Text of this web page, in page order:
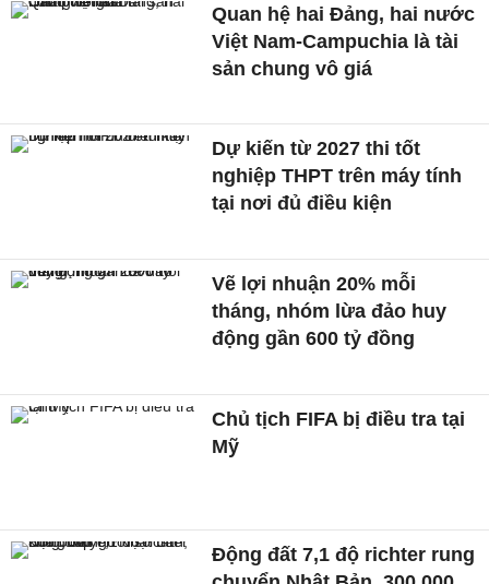
Quan hệ hai Đảng, hai nước
Việt Nam-Campuchia là tài
sản chung vô giá ​
Dự kiến từ 2027 thi tốt
nghiệp THPT trên máy tính
tại nơi đủ điều kiện
Vẽ lợi nhuận 20% mỗi
tháng, nhóm lừa đảo huy
động gần 600 tỷ đồng
Chủ tịch FIFA bị điều tra tại
Mỹ
Động đất 7,1 độ richter rung